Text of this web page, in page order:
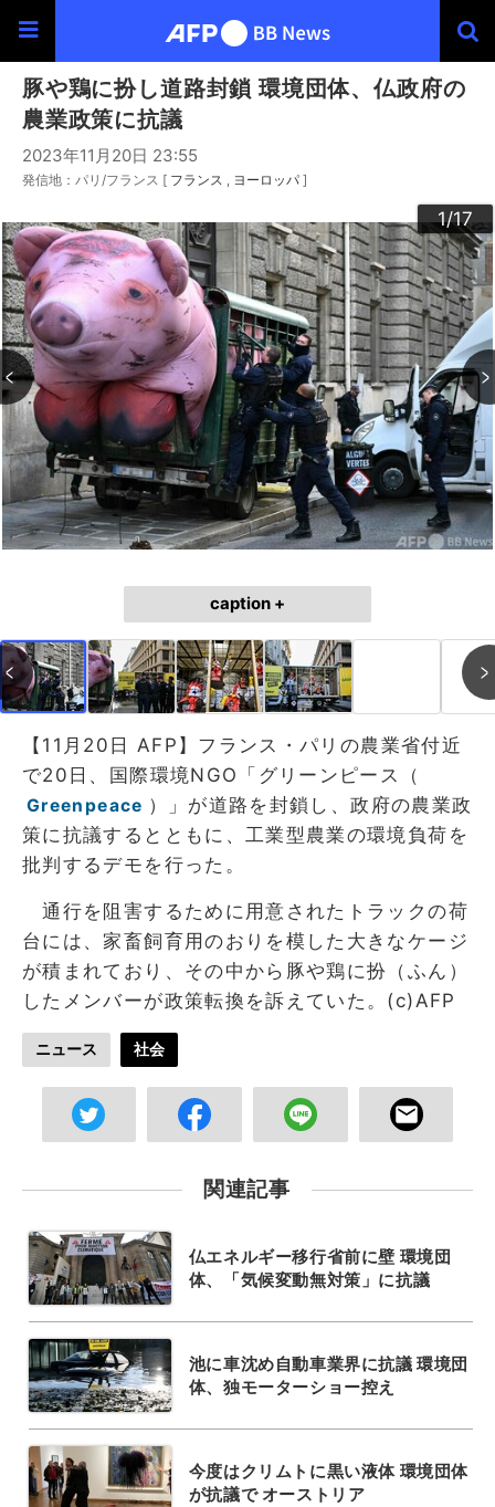
豚や鶏に扮し道路封鎖 環境団体、仏政府の
農業政策に抗議
2023年11月20日 23:55
発信地：パリ/フランス [ フランス ヨーロッパ ]
1/17
2/17
3/17
4/17
5/17
6/17
7/17
8/17
9/17
10/17
11/17
12/17
13/17
14/17
15/17
16/17
17/17
caption +
【11月20日 AFP】フランス・パリの農業省付近
で20日、国際環境NGO「グリーンピース（
Greenpeace ）」が道路を封鎖し、政府の農業政
策に抗議するとともに、工業型農業の環境負荷を
批判するデモを行った。
通行を阻害するために用意されたトラックの荷
台には、家畜飼育用のおりを模した大きなケージ
が積まれており、その中から豚や鶏に扮（ふん）
したメンバーが政策転換を訴えていた。(c)AFP
ニュース 社会
関連記事
仏エネルギー移行省前に壁 環境団
体、「気候変動無対策」に抗議
池に車沈め自動車業界に抗議 環境団
体、独モーターショー控え
今度はクリムトに黒い液体 環境団体
が抗議で オーストリア